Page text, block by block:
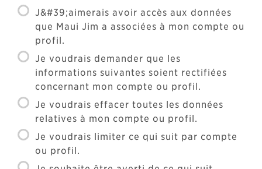
J&#39;aimerais avoir accès aux données
que Maui Jim a associées à mon compte ou
profil.
Je voudrais demander que les
informations suivantes soient rectifiées
concernant mon compte ou profil.
Je voudrais effacer toutes les données
relatives à mon compte ou profil.
Je voudrais limiter ce qui suit par compte
ou profil.